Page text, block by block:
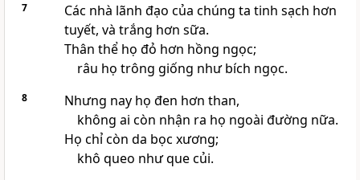
7
Các nhà lãnh đạo của chúng ta tinh sạch hơn
tuyết, và trắng hơn sữa.
Thân thể họ đỏ hơn hồng ngọc;
râu họ trông giống như bích ngọc.
8
Nhưng nay họ đen hơn than,
không ai còn nhận ra họ ngoài đường nữa.
Họ chỉ còn da bọc xương;
khô queo như que củi.